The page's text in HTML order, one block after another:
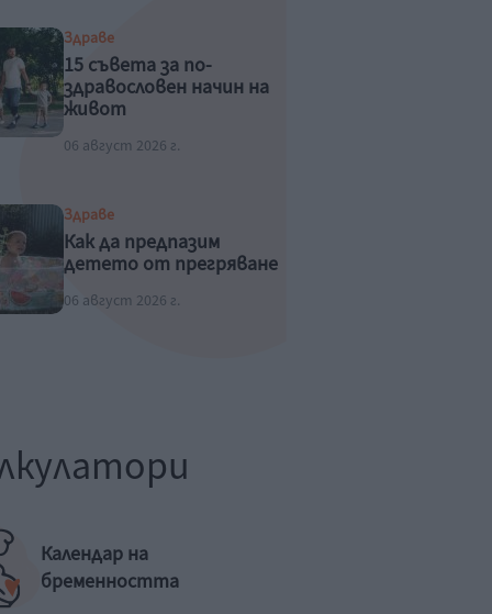
Здраве
15 съвета за по-
здравословен начин на
живот
06 август 2026 г.
Здраве
Как да предпазим
детето от прегряване
06 август 2026 г.
Календар на
бременността